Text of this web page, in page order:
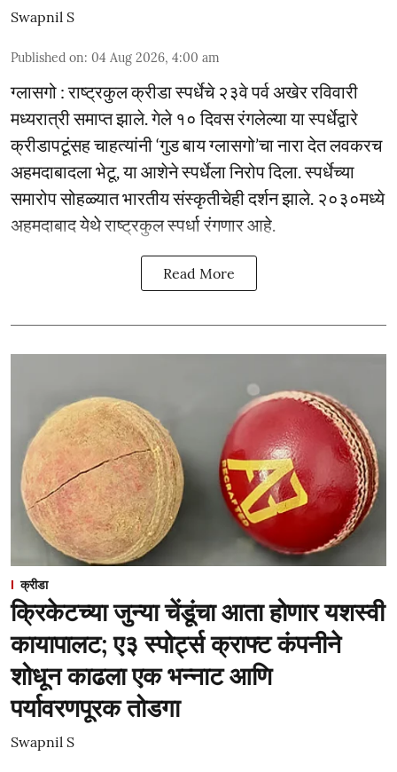
Swapnil S
Published on: 04 Aug 2026, 4:00 am
ग्लासगो : राष्ट्रकुल क्रीडा स्पर्धेचे २३वे पर्व अखेर रविवारी
मध्यरात्री समाप्त झाले. गेले १० दिवस रंगलेल्या या स्पर्धेद्वारे
क्रीडापटूंसह चाहत्यांनी ‘गुड बाय ग्लासगो’चा नारा देत लवकरच
अहमदाबादला भेटू, या आशेने स्पर्धेला निरोप दिला. स्पर्धेच्या
समारोप सोहळ्यात भारतीय संस्कृतीचेही दर्शन झाले. २०३०मध्ये
अहमदाबाद येथे राष्ट्रकुल स्पर्धा रंगणार आहे.
Read More
क्रीडा
क्रिकेटच्या जुन्या चेंडूंचा आता होणार यशस्वी
कायापालट; ए३ स्पोर्ट्स क्राफ्ट कंपनीने
शोधून काढला एक भन्नाट आणि
पर्यावरणपूरक तोडगा
Swapnil S